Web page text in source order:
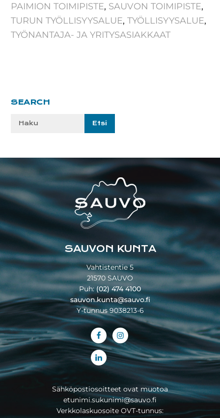
PAIMION TOIMIPISTE, SAUVON TOIMIPISTE,
TURUN TYÖLLISYYSALUE,TYÖLLISYYSALUE,
TYÖNANTAJA- JA YRITYSASIAKKAAT
Ensisijainen
SEARCH
Etsi
Footer
SAUVON KUNTA
Vahtistentie 5
21570 SAUVO
Puh:(02) 474 4100
sauvon.kunta@sauvo.fi
Y-tunnus 9038213-6
Sähköpostiosoitteet ovat muotoa
etunimi.sukunimi@sauvo.fi
Verkkolaskuosoite OVT-tunnus: